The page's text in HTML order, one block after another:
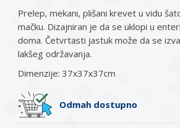
Prelep, mekani, plišani krevet u vidu
mačku. Dizajniran je da se uklopi u
doma. Četvrtasti jastuk može da se
lakšeg održavanja.
Dimenzije: 37x37x37cm
Odmah dostupno